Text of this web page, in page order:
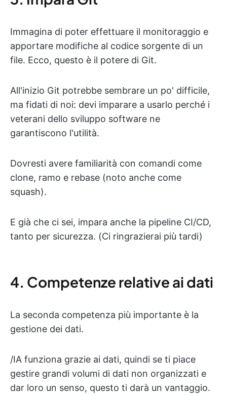
Immagina di poter effettuare il monitoraggio e
apportare modifiche al codice sorgente di un
file. Ecco, questo è il potere di Git.
All'inizio Git potrebbe sembrare un po' difficile,
ma fidati di noi: devi imparare a usarlo perché i
veterani dello sviluppo software ne
garantiscono l'utilità.
Dovresti avere familiarità con comandi come
clone, ramo e rebase (noto anche come
squash).
E già che ci sei, impara anche la pipeline CI/CD,
tanto per sicurezza. (Ci ringrazierai più tardi)
4. Competenze relative ai dati
La seconda competenza più importante è la
gestione dei dati.
/IA funziona grazie ai dati, quindi se ti piace
gestire grandi volumi di dati non organizzati e
dar loro un senso, questo ti darà un vantaggio.